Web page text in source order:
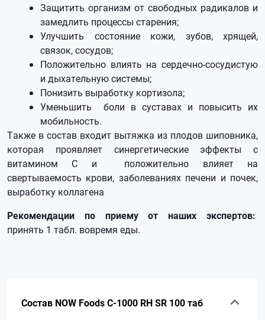
Защитить организм от свободных радикалов и
замедлить процессы старения;
Улучшить состояние кожи, зубов, хрящей,
связок, сосудов;
Положительно влиять на сердечно-сосудистую
и дыхательную системы;
Понизить выработку кортизола;
Уменьшить боли в суставах и повысить их
мобильность.
Также в состав входит вытяжка из плодов шиповника,
которая проявляет синергетические эффекты с
витамином С и положительно влияет на
свертываемость крови, заболеваниях печени и почек,
выработку коллагена
Рекомендации по приему от наших экспертов:
принять 1 табл. вовремя еды.
Состав NOW Foods C-1000 RH SR 100 таб